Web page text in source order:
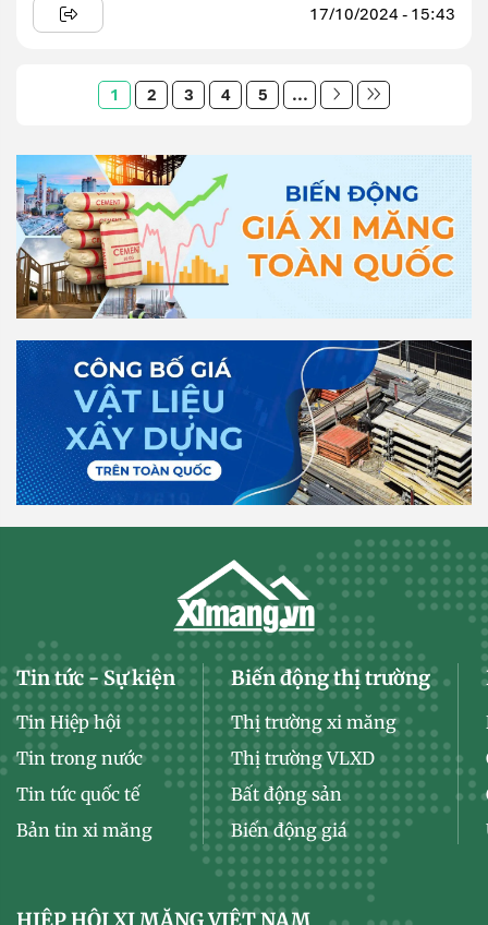
17/10/2024 - 15:43
1 2 3 4 5 ...
Tin tức - Sự kiện
Tin Hiệp hội
Tin trong nước
Tin tức quốc tế
Bản tin xi măng
Biến động thị trường
Thị trường xi măng
Thị trường VLXD
Bất động sản
Biến động giá
HIỆP HỘI XI MĂNG VIỆT NAM